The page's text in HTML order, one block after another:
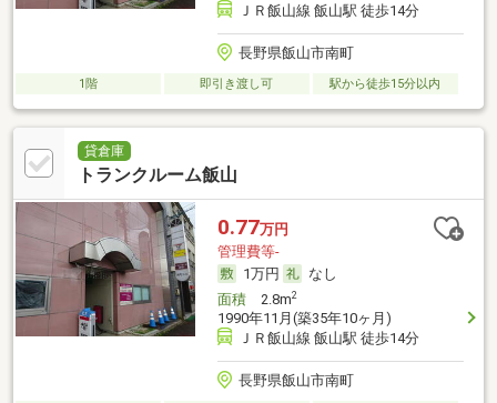
ＪＲ飯山線 飯山駅 徒歩14分
長野県飯山市南町
1階 即引き渡し可 駅から徒歩15分以内
貸倉庫
トランクルーム飯山
0.77万円
管理費等-
1万円
なし
面積2.8m2
1990年11月(築35年10ヶ月)
ＪＲ飯山線 飯山駅 徒歩14分
長野県飯山市南町